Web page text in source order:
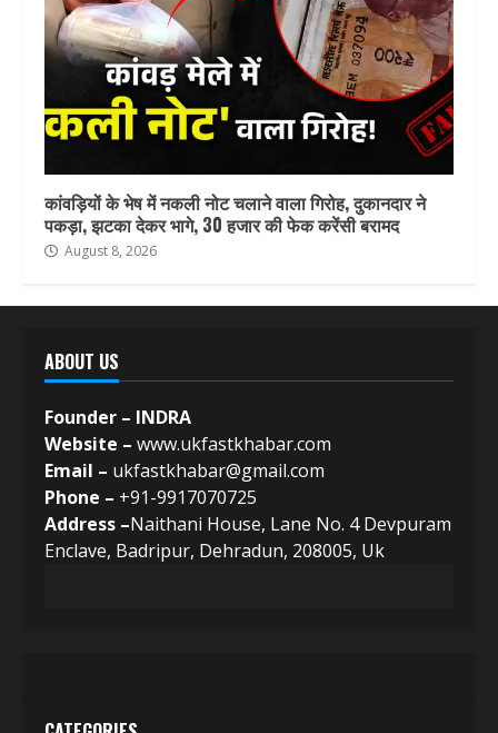
कांवड़ियों के भेष में नकली नोट चलाने वाला गिरोह, दुकानदार ने
पकड़ा, झटका देकर भागे, 30 हजार की फेक करेंसी बरामद
August 8, 2026
ABOUT US
Founder – INDRA
Website – www.ukfastkhabar.com
Email – ukfastkhabar@gmail.com
Phone – +91-9917070725
Address –Naithani House, Lane No. 4 Devpuram
Enclave, Badripur, Dehradun, 208005, Uk